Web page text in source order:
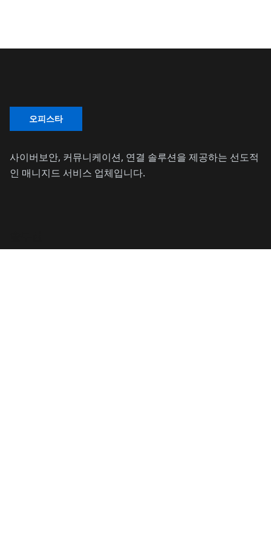
사이버보안, 커뮤니케이션, 연결 솔루션을 제공하는 선도적
인 매니지드 서비스 업체입니다.